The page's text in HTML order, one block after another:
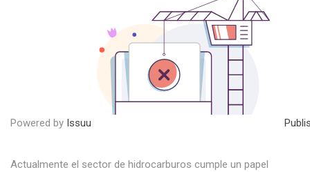
Powered by Issuu
Actualmente el sector de hidrocarburos cumple un papel